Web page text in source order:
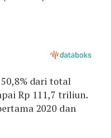
dari total
Rp 111,7 triliun.
2020 dan